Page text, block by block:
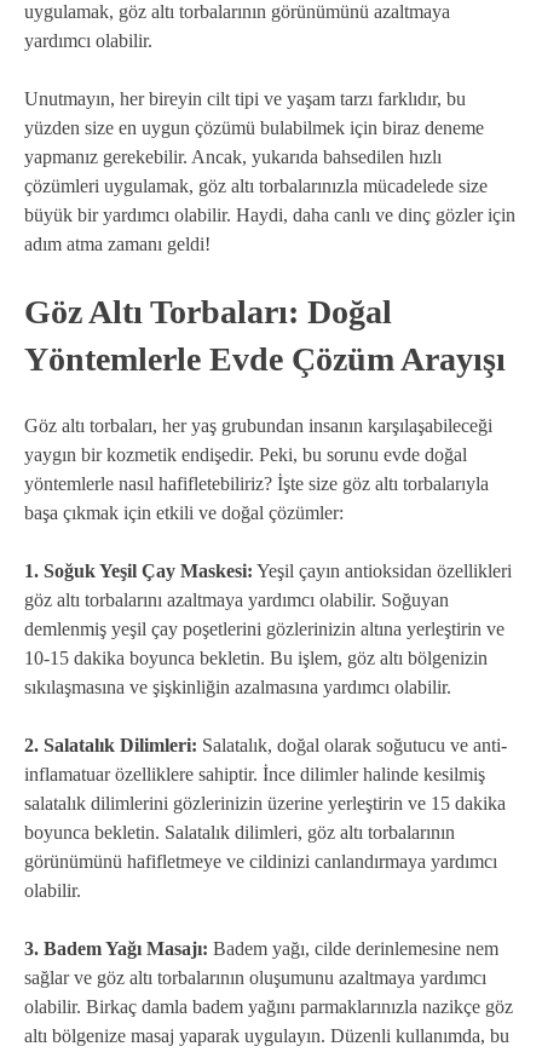
uygulamak, göz altı torbalarının görünümünü azaltmaya
yardımcı olabilir.
Unutmayın, her bireyin cilt tipi ve yaşam tarzı farklıdır, bu
yüzden size en uygun çözümü bulabilmek için biraz deneme
yapmanız gerekebilir. Ancak, yukarıda bahsedilen hızlı
çözümleri uygulamak, göz altı torbalarınızla mücadelede size
büyük bir yardımcı olabilir. Haydi, daha canlı ve dinç gözler için
adım atma zamanı geldi!
Göz Altı Torbaları: Doğal
Yöntemlerle Evde Çözüm Arayışı
Göz altı torbaları, her yaş grubundan insanın karşılaşabileceği
yaygın bir kozmetik endişedir. Peki, bu sorunu evde doğal
yöntemlerle nasıl hafifletebiliriz? İşte size göz altı torbalarıyla
başa çıkmak için etkili ve doğal çözümler:
1. Soğuk Yeşil Çay Maskesi: Yeşil çayın antioksidan özellikleri
göz altı torbalarını azaltmaya yardımcı olabilir. Soğuyan
demlenmiş yeşil çay poşetlerini gözlerinizin altına yerleştirin ve
10-15 dakika boyunca bekletin. Bu işlem, göz altı bölgenizin
sıkılaşmasına ve şişkinliğin azalmasına yardımcı olabilir.
2. Salatalık Dilimleri: Salatalık, doğal olarak soğutucu ve anti-
inflamatuar özelliklere sahiptir. İnce dilimler halinde kesilmiş
salatalık dilimlerini gözlerinizin üzerine yerleştirin ve 15 dakika
boyunca bekletin. Salatalık dilimleri, göz altı torbalarının
görünümünü hafifletmeye ve cildinizi canlandırmaya yardımcı
olabilir.
3. Badem Yağı Masajı: Badem yağı, cilde derinlemesine nem
sağlar ve göz altı torbalarının oluşumunu azaltmaya yardımcı
olabilir. Birkaç damla badem yağını parmaklarınızla nazikçe göz
altı bölgenize masaj yaparak uygulayın. Düzenli kullanımda, bu